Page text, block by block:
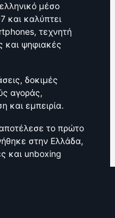
μέσο
και καλύπτει
τεχνητή
και ψηφιακές
δοκιμές
αγοράς,
και εμπειρία.
το πρώτο
στην Ελλάδα,
και unboxing